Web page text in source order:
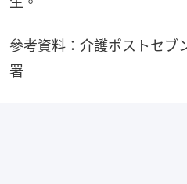
參考資料：介護ポストセブ
署